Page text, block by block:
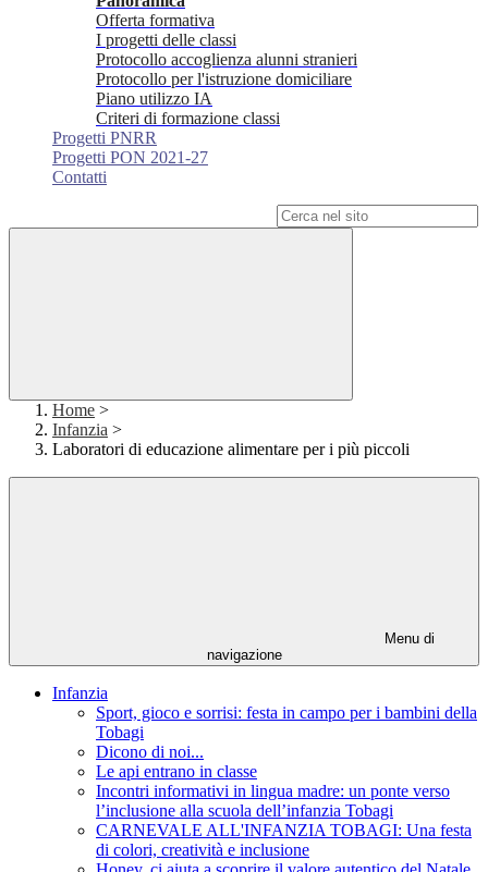
Offerta formativa
I progetti delle classi
Protocollo accoglienza alunni stranieri
Protocollo per l'istruzione domiciliare
Piano utilizzo IA
Criteri di formazione classi
Progetti PNRR
Progetti PON 2021-27
Contatti
Home >
Infanzia >
Laboratori di educazione alimentare per i più piccoli
Menu di
navigazione
Infanzia
Sport, gioco e sorrisi: festa in campo per i bambini della
Tobagi
Dicono di noi...
Le api entrano in classe
Incontri informativi in lingua madre: un ponte verso
l’inclusione alla scuola dell’infanzia Tobagi
CARNEVALE ALL'INFANZIA TOBAGI: Una festa
di colori, creatività e inclusione